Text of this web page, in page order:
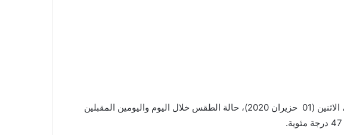
توقعت هيأة الأنواء الجوية والرصد الزلزالي، الاثنين (01 حزيران 2020)، حالة الطقس خلال اليوم واليومين المقبلين